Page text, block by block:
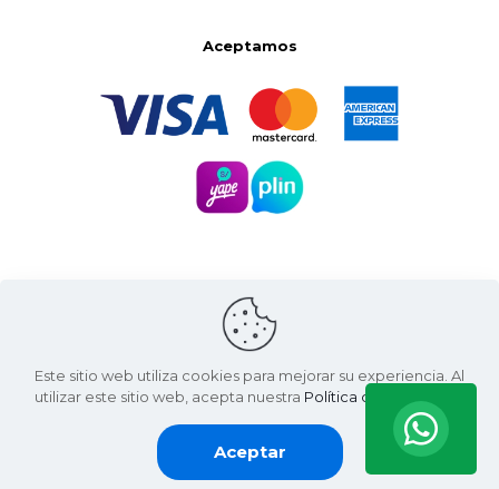
Aceptamos
Santa Natura ©2026 | Living Green International SAC
Este sitio web utiliza cookies para mejorar su experiencia. Al
utilizar este sitio web, acepta nuestra Política de Privacidad
Aceptar